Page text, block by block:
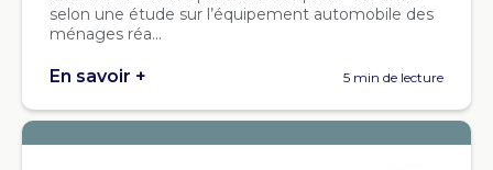
selon une étude sur l’équipement automobile des
ménages réa...
En savoir + 5 min de lecture